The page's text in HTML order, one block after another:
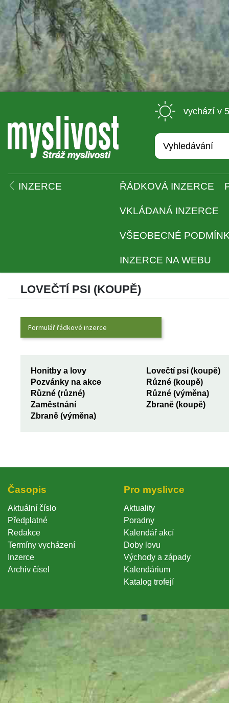
vychází v
INZERCE ŘÁDKOVÁ INZERCE
VKLÁDANÁ INZERCE
VŠEOBECNÉ
INZERCE NA WEBU
LOVEČTÍ PSI (KOUPĚ)
Formulář řádkové inzerce
Honitby a lovy
Lovečtí psi (koupě)
Pozvánky na akce
Různé (koupě)
Různé (různé)
Různé (výměna)
Zaměstnání
Zbraně (koupě)
Zbraně (výměna)
Časopi
Aktuální číslo
Předplatné
Redakce
Termíny vycházení
Inzerce
Archiv čísel
Pro myslivce
Aktuality
Poradny
Kalendář akcí
Doby lovu
Východy a západy
Kalendárium
Katalog trofejí